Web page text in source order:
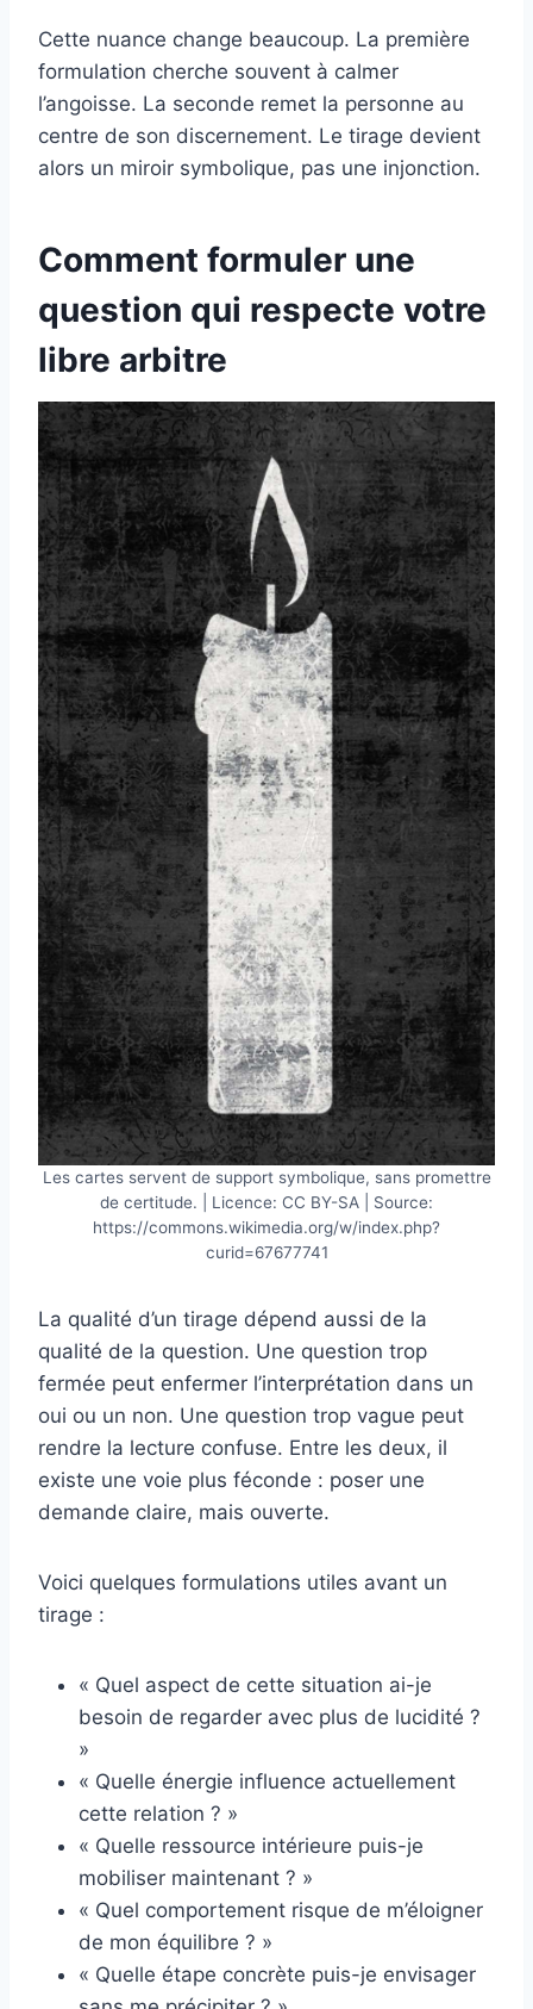
Cette nuance change beaucoup. La première
formulation cherche souvent à calmer
l’angoisse. La seconde remet la personne au
centre de son discernement. Le tirage devient
alors un miroir symbolique, pas une injonction.
Comment formuler une
question qui respecte votre
libre arbitre
Les cartes servent de support symbolique, sans promettre
de certitude. | Licence: CC BY-SA | Source:
https://commons.wikimedia.org/w/index.php?
curid=67677741
La qualité d’un tirage dépend aussi de la
qualité de la question. Une question trop
fermée peut enfermer l’interprétation dans un
oui ou un non. Une question trop vague peut
rendre la lecture confuse. Entre les deux, il
existe une voie plus féconde : poser une
demande claire, mais ouverte.
Voici quelques formulations utiles avant un
tirage :
« Quel aspect de cette situation ai-je
besoin de regarder avec plus de lucidité ?
»
« Quelle énergie influence actuellement
cette relation ? »
« Quelle ressource intérieure puis-je
mobiliser maintenant ? »
« Quel comportement risque de m’éloigner
de mon équilibre ? »
« Quelle étape concrète puis-je envisager